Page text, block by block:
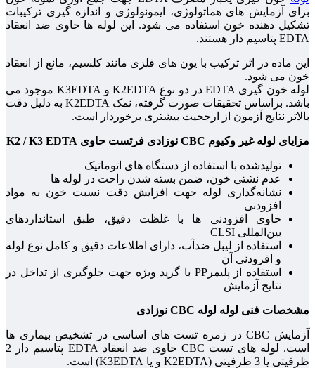
برای آزمایش های هماتولوژی، ایمونولوژی و اندازه گیری ترکیبات
تشکیل دهنده خون استفاده می شود. این لوله ها حاوی ضد انعقاد
EDTA پتاسیم دار هستند.
این ماده در اثر ترکیب با یون های فلزی مانند کلسیم، مانع از انعقاد
خون می شود.
لوله خون گیری EDTA در دو نوع K2EDTA و K3EDTA موجود می
باشد. براساس تحقیقات صورت گرفته، نمک K2EDTA به دلیل دقت
بالاتر نتایج آزمون از ارجحیت بیشتری برخوردار است.
مزایای لوله غیر وکیوم CBC نوزادی فرتست حاوی K2 / K3 EDTA
تولیدشده با استفاده از دستگاه های اتوماتیک
عدم نشتی خون، ضمن بسته شدن راحت در لوله ها
نشانه‌گذاری لوله جهت افزایش دقت نسبت خون به مواد
افزودنی
حاوی افزودنی ها با غلظت دقیق، طبق استانداردهای
بین‌المللی CLSI
استفاده از لیبل ضدآب، دارای اطلاعات دقیق و کامل نوع لوله
و افزودنی آن
استفاده از پلیمرPP با گرید ویژه جهت جلوگیری از تداخل در
نتایج آزمایش
مشخصات فنی لوله لوله CBC نوزادی
آزمایش CBC در زمره تست های اساسی در تشخیص بیماری ها
است. لوله های تست CBC حاوی ضد انعقاد EDTA پتاسیم دار 2
ظرفیتی یا 3 ظرفیتی (K2EDTA و یا K3EDTA) است.